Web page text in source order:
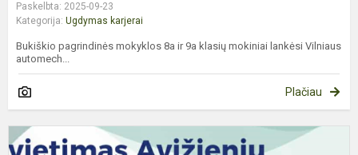
Paskelbta: 2025-09-23
Kategorija: Ugdymas karjerai
Bukiškio pagrindinės mokyklos 8a ir 9a klasių mokiniai lankėsi Vilniaus
automech...
Plačiau